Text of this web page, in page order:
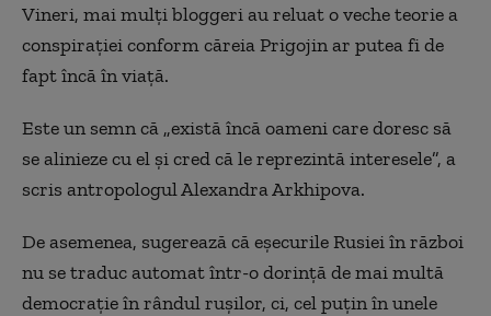
Vineri, mai mulți bloggeri au reluat o veche teorie a
conspirației conform căreia Prigojin ar putea fi de
fapt încă în viață.
Este un semn că „există încă oameni care doresc să
se alinieze cu el și cred că le reprezintă interesele”, a
scris antropologul Alexandra Arkhipova.
De asemenea, sugerează că eșecurile Rusiei în război
nu se traduc automat într-o dorință de mai multă
democrație în rândul rușilor, ci, cel puțin în unele